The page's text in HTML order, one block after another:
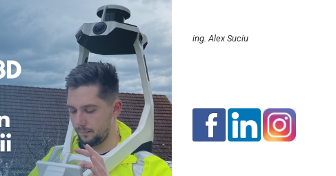
Scanare, Cartografiere /
ing. Alex Suciu